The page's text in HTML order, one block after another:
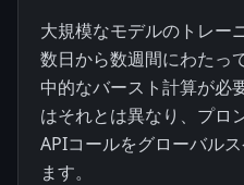
大規模なモデルのトレー
数日から数週間にわたっ
中的なバースト計算が必
はそれとは異なり、プロ
APIコールをグローバル
ます。